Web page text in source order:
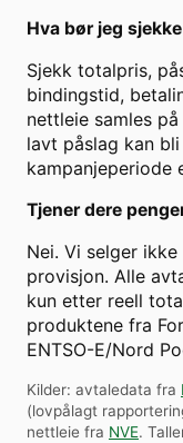
Hva bør jeg
Sjekk totalpris,
bindingstid,
nettleie samles
lavt påslag kan
kampanjeperiode
Tjener dere
Nei. Vi selger
provisjon. Alle
kun etter reell
produktene fra
ENTSO-E/Nord
Kilder: avtaledata fra
(lovpålagt
nettleie fra NVE.